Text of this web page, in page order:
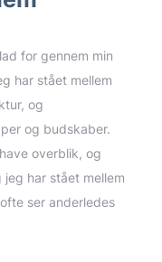
for gennem min
har stået mellem
og
og budskaber.
overblik, og
har stået mellem
ser anderledes